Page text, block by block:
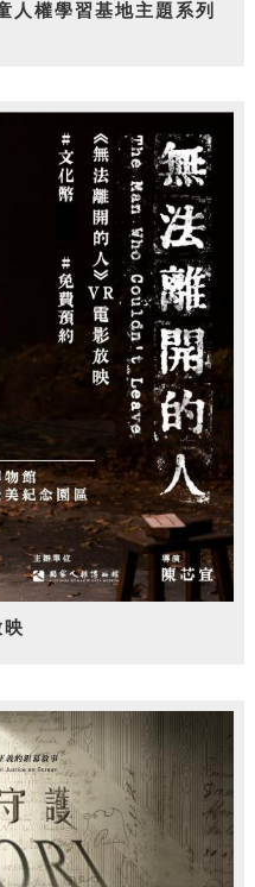
人權學習基地主題系列